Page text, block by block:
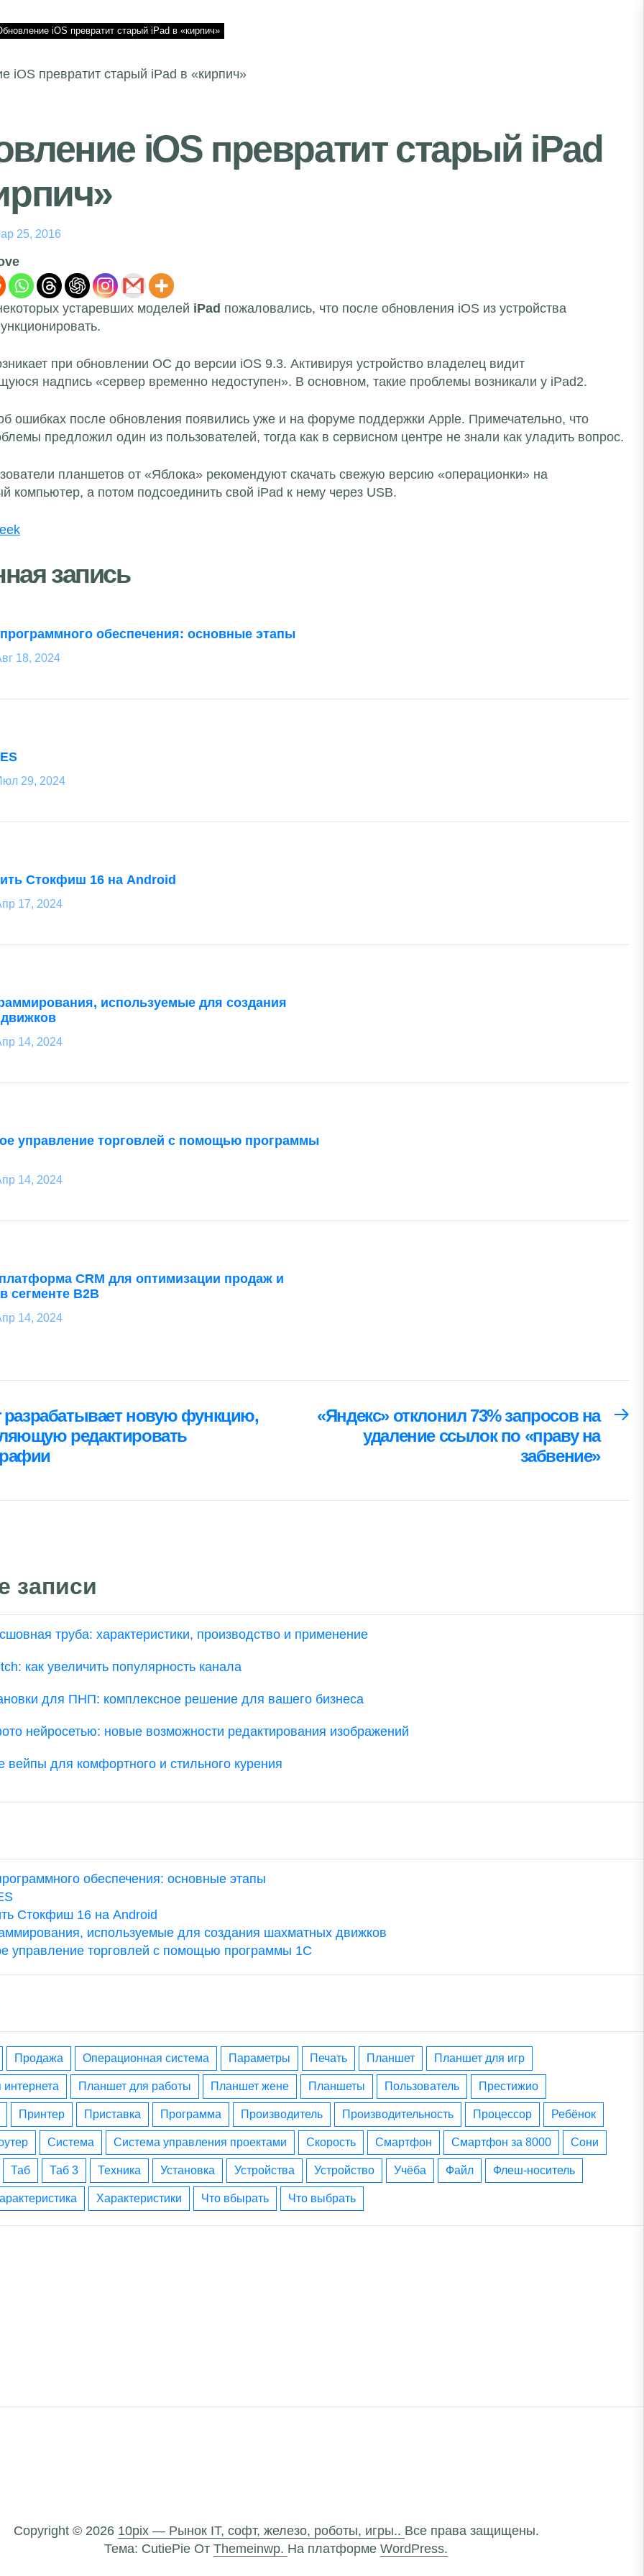
iOS превратит старый iPad в «кирпич»
iOS превратит старый iPad
25, 2016
устаревших моделей iPad пожаловались, что после обновления iOS из устройства
при обновлении ОС до версии iOS 9.3. Активируя устройство владелец видит
надпись «сервер временно недоступен». В основном, такие проблемы возникали у iPad2.
ошибках после обновления появились уже и на форуме поддержки Apple. Примечательно, что
предложил один из пользователей, тогда как в сервисном центре не знали как уладить вопрос.
планшетов от «Яблока» рекомендуют скачать свежую версию «операционки» на
компьютер, а потом подсоединить свой iPad к нему через USB.
запись
программного обеспечения: основные этапы
18, 2024
29, 2024
Стокфиш 16 на Android
17, 2024
используемые для создания
14, 2024
управление торговлей с помощью программы
14, 2024
CRM для оптимизации продаж и
сегменте B2B
14, 2024
разрабатывает новую функцию,
редактировать
«Яндекс» отклонил 73% запросов на
удаление ссылок по «праву на
забвение»
записи
труба: характеристики, производство и применение
как увеличить популярность канала
для ПНП: комплексное решение для вашего бизнеса
нейросетью: новые возможности редактирования изображений
вейпы для комфортного и стильного курения
обеспечения: основные этапы
Стокфиш 16 на Android
используемые для создания шахматных движков
управление торговлей с помощью программы 1С
Продажа операционная система параметры печать планшет планшет для игр
интернета планшет для работы планшет жене планшеты пользователь престижио
принтер приставка программа производитель производительность процессор ребёнок
система система управления проектами скорость смартфон смартфон за 8000 сони
таб таб 3 техника установка устройства устройство учёба файл флеш-носитель
характеристика характеристики что вбырать что выбрать
Copyright © 2026 10pix — Рынок IT, софт, железо, роботы, игры.. Все права защищены.
Тема: CutiePie От Themeinwp. На платформе WordPress.